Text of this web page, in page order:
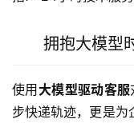
拥抱大模型
使用 大模型驱动客服
步快递轨迹，更是为